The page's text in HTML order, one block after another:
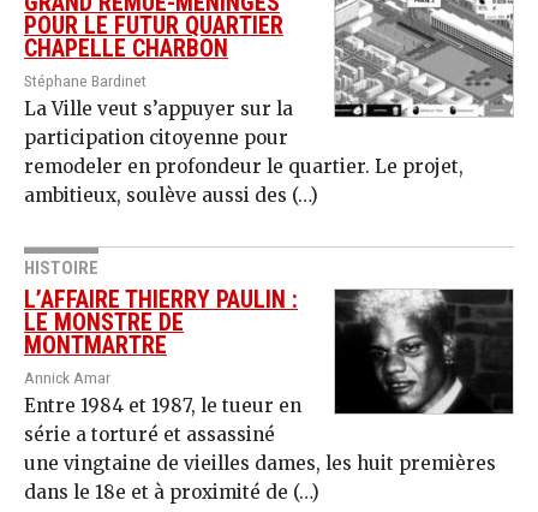
POUR LE FUTUR QUARTIER
CHAPELLE CHARBON
Stéphane Bardinet
La Ville veut s’appuyer sur la
participation citoyenne pour
remodeler en profondeur le quartier. Le projet,
ambitieux, soulève aussi des (…)
HISTOIRE
L’AFFAIRE THIERRY PAULIN :
LE MONSTRE DE
MONTMARTRE
Annick Amar
Entre 1984 et 1987, le tueur en
série a torturé et assassiné
une vingtaine de vieilles dames, les huit premières
dans le 18e et à proximité de (…)